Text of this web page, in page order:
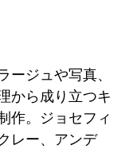
ージュや写真、
から成り立つキ
作。ジョセフィ
レー、アンデ